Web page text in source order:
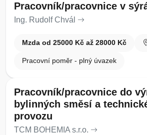
Pracovník/pracovnice v
Ing. Rudolf Chvál
Mzda od 25000 Kč až 28000 Kč
Pracovní poměr - plný úvazek
Pracovník/pracovnice do
bylinných směsí a
provozu
TCM BOHEMIA s.r.o.